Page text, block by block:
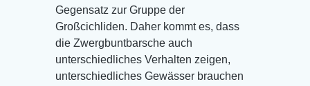
Gegensatz zur Gruppe der
Großcichliden. Daher kommt es, dass
die Zwergbuntbarsche auch
unterschiedliches Verhalten zeigen,
unterschiedliches Gewässer brauchen